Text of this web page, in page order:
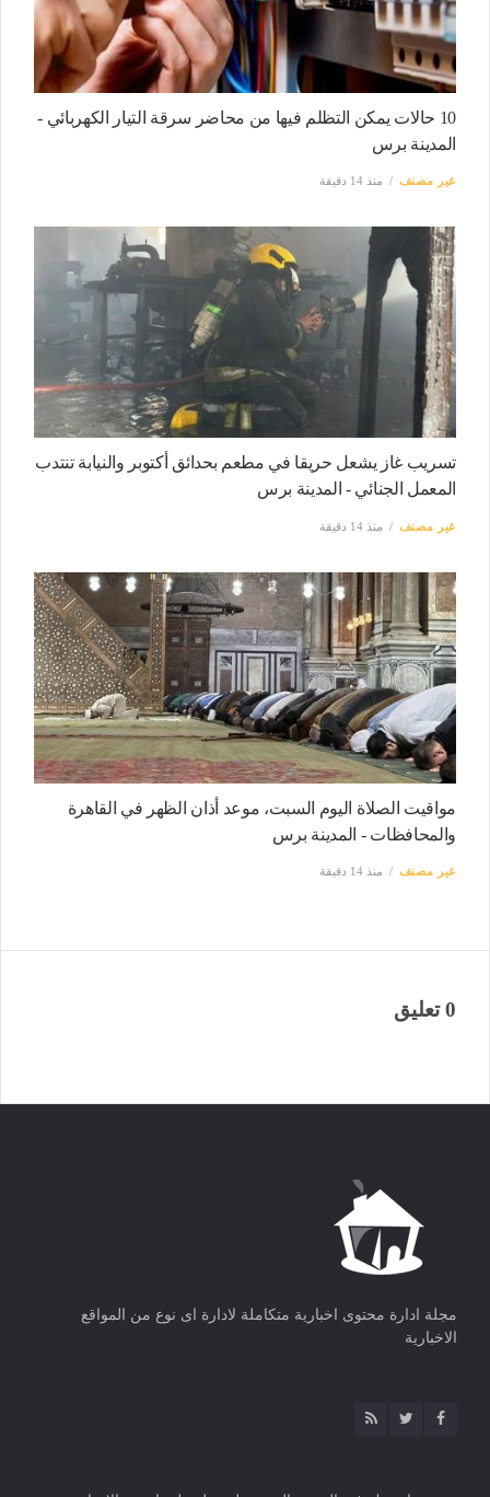
10 حالات يمكن التظلم فيها من محاضر سرقة التيار الكهربائي -
المدينة برس
غير مصنف منذ 14 دقيقة
تسريب غاز يشعل حريقا في مطعم بحدائق أكتوبر والنيابة تنتدب
المعمل الجنائي - المدينة برس
غير مصنف منذ 14 دقيقة
مواقيت الصلاة اليوم السبت، موعد أذان الظهر في القاهرة
والمحافظات - المدينة برس
غير مصنف منذ 14 دقيقة
0 تعليق
مجلة ادارة محتوى اخبارية متكاملة لادارة اى نوع من المواقع
الاخبارية